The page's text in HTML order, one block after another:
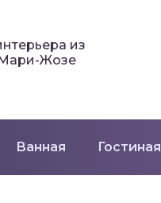
из
Мари-Жозе
Ванная Гостиная